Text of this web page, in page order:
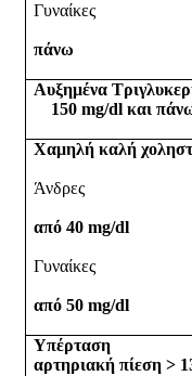
Γυναίκες
88
πάνω
150mg/dl και
Χαμηλή καλή
Άνδρες
από 40mg/dl
Γυναίκες
από 50mg/dl
αρτηριακή πίεση >